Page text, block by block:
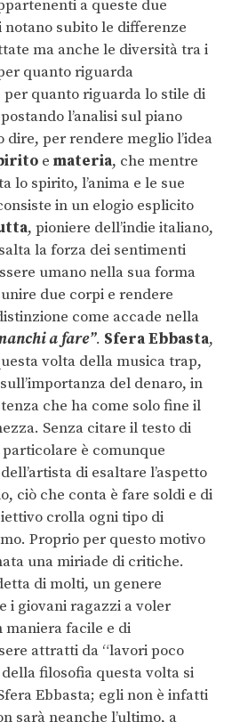
a queste due
subito le differenze
ma anche le diversità tra i
quanto riguarda
per quanto riguarda lo stile di
l’analisi sul piano
per rendere meglio l’idea
e materia, che mentre
lo spirito, l’anima e le sue
in un elogio esplicito
, pioniere dell’indie italiano,
la forza dei sentimenti
umano nella sua forma
due corpi e rendere
come accade nella
a fare”. SferaEbbasta,
volta della musica trap,
del denaro, in
che ha come solo fine il
Senza citare il testo di
è comunque
di esaltare l’aspetto
ciò che conta è fare soldi e di
crolla ogni tipo di
Proprio per questo motivo
una miriade di critiche.
di molti, un genere
i giovani ragazzi a voler
maniera facile e di
attratti da “lavori poco
filosofia questa volta si
Ebbasta; egli non è infatti
sarà neanche l’ultimo, a